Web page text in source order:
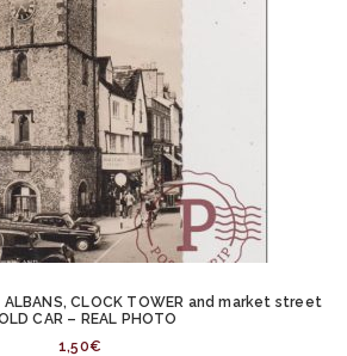
ALBANS, CLOCK TOWER and market street
CAR – REAL PHOTO
1,50€